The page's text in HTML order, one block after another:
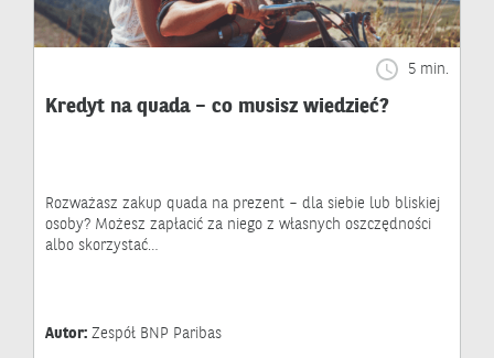
5 min.
Kredyt na quada – co musisz wiedzieć?
Rozważasz zakup quada na prezent – dla siebie lub bliskiej
osoby? Możesz zapłacić za niego z własnych oszczędności
albo skorzystać…
Autor: Zespół BNP Paribas